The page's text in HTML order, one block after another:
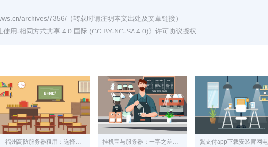
archives/7356/ （转载时请注明本文出处及文章链接）
使用-相同方式共享 4.0 国际 (CC BY-NC-SA 4.0)》许可协议授权
福州高防服务器租用：选择与实力相匹配的解决方案 挂机宝与服务器：一字之差，云泥之别